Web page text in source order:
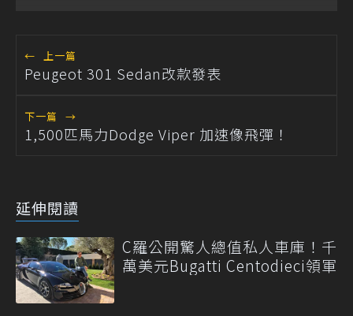
← 上一篇
Peugeot 301 Sedan改款發表
下一篇 →
1,500匹馬力Dodge Viper 加速像飛彈！
延伸閱讀
C羅公開驚人總值私人車庫！千
萬美元Bugatti Centodieci領軍